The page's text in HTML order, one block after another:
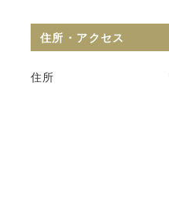
住所・アクセス
住所